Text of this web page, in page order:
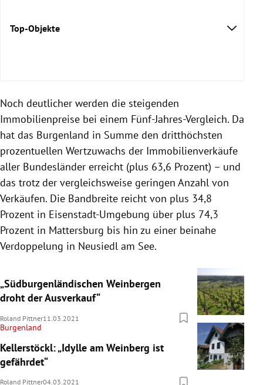
Top-Objekte
Noch deutlicher werden die steigenden
Immobilienpreise bei einem Fünf-Jahres-Vergleich. Da
hat das Burgenland in Summe den dritthöchsten
prozentuellen Wertzuwachs der Immobilienverkäufe
aller Bundesländer erreicht (plus 63,6 Prozent) – und
das trotz der vergleichsweise geringen Anzahl von
Verkäufen. Die Bandbreite reicht von plus 34,8
Prozent in Eisenstadt-Umgebung über plus 74,3
Prozent in Mattersburg bis hin zu einer beinahe
Verdoppelung in Neusiedl am See.
„Südburgenländischen Weinbergen
droht der Ausverkauf“
Roland Pittner11.03.2021
Burgenland
Kellerstöckl: „Idylle am Weinberg ist
gefährdet“
Roland Pittner04.03.2021